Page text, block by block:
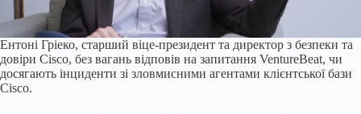
Ентоні Гріеко, старший віце-президент та директор з безпеки та
довіри Cisco, без вагань відповів на запитання VentureBeat, чи
досягають інциденти зі зловмисними агентами клієнтської бази
Cisco.